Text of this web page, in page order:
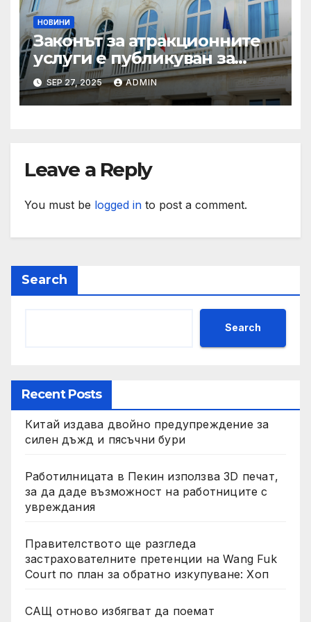
НОВИНИ
Законът за атракционните
услуги е публикуван за
обществено обсъждане
SEP 27, 2025 ADMIN
Leave a Reply
You must be logged in to post a comment.
Search
Search
Recent Posts
Китай издава двойно предупреждение за
силен дъжд и пясъчни бури
Работилницата в Пекин използва 3D печат,
за да даде възможност на работниците с
увреждания
Правителството ще разгледа
застрахователните претенции на Wang Fuk
Court по план за обратно изкупуване: Хоп
САЩ отново избягват да поемат